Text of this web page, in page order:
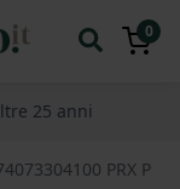
0
25 anni
PRX